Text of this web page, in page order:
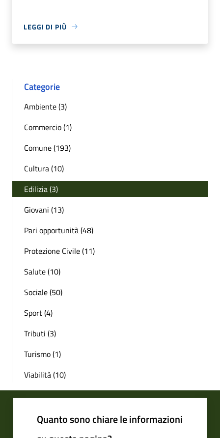
LEGGI DI PIÙ
Categorie
Ambiente (3)
Commercio (1)
Comune (193)
Cultura (10)
Edilizia (3)
Giovani (13)
Pari opportunità (48)
Protezione Civile (11)
Salute (10)
Sociale (50)
Sport (4)
Tributi (3)
Turismo (1)
Viabilità (10)
Quanto sono chiare le informazioni